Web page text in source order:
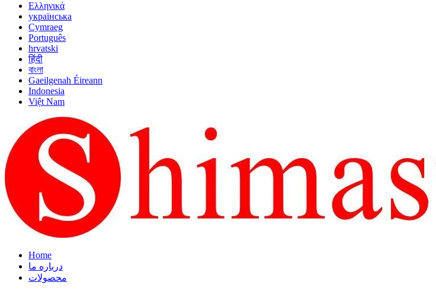
Ελληνικά
українська
Cymraeg
Português
hrvatski
हिंदी
বাংলা
Gaeilgenah Éireann
Indonesia
Việt Nam
Home
درباره ما
محصولات